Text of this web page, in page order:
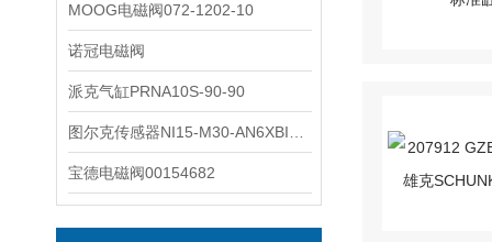
MOOG电磁阀072-1202-10
诺冠电磁阀
派克气缸PRNA10S-90-90
宝德电磁阀00154682